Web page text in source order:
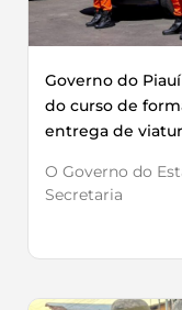
Governo do
do curso de
entrega de
O Governo do
Secretaria